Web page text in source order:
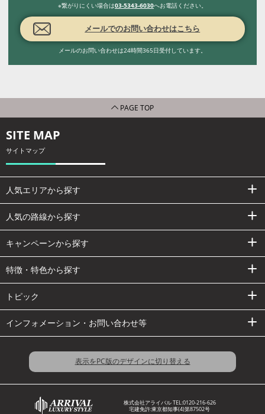
※繋がりにくい場合は03-5343-6030へお電話ください。
メールでのお問い合わせはこちら
メールのお問い合わせは24時間365日受付しています。
PAGE TOP
SITE MAP
サイトマップ
人気エリアから探す
人気の路線から探す
キャンペーンから探す
特徴・特色から探す
トピック
インフォメーション・お問い合わせ等
表示をPC版のデザインに切り替える
株式会社アライバル TEL:0120-216-626
宅建免許:東京都知事(4)第87502号